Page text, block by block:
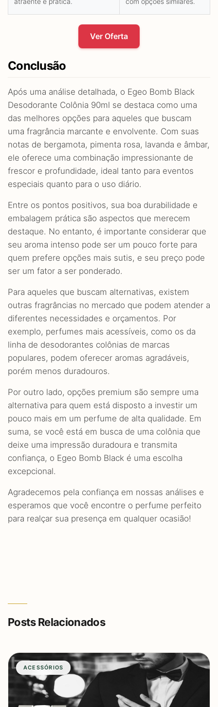
Ver Oferta
Conclusão
Após uma análise detalhada, o Egeo Bomb Black
Desodorante Colônia 90ml se destaca como uma
das melhores opções para aqueles que buscam
uma fragrância marcante e envolvente. Com suas
notas de bergamota, pimenta rosa, lavanda e âmbar,
ele oferece uma combinação impressionante de
frescor e profundidade, ideal tanto para eventos
especiais quanto para o uso diário.
Entre os pontos positivos, sua boa durabilidade e
embalagem prática são aspectos que merecem
destaque. No entanto, é importante considerar que
seu aroma intenso pode ser um pouco forte para
quem prefere opções mais sutis, e seu preço pode
ser um fator a ser ponderado.
Para aqueles que buscam alternativas, existem
outras fragrâncias no mercado que podem atender a
diferentes necessidades e orçamentos. Por
exemplo, perfumes mais acessíveis, como os da
linha de desodorantes colônias de marcas
populares, podem oferecer aromas agradáveis,
porém menos duradouros.
Por outro lado, opções premium são sempre uma
alternativa para quem está disposto a investir um
pouco mais em um perfume de alta qualidade. Em
suma, se você está em busca de uma colônia que
deixe uma impressão duradoura e transmita
confiança, o Egeo Bomb Black é uma escolha
excepcional.
Agradecemos pela confiança em nossas análises e
esperamos que você encontre o perfume perfeito
para realçar sua presença em qualquer ocasião!
Posts Relacionados
ACESSÓRIOS